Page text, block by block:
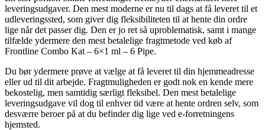
leveringsudgaver. Den mest moderne er nu til dags at få leveret til et
udleveringssted, som giver dig fleksibiliteten til at hente din ordre
lige når det passer dig. Den er jo ret så uproblematisk, samt i mange
tilfælde ydermere den mest betalelige fragtmetode ved køb af
Frontline Combo Kat – 6×1 ml – 6 Pipe.
Du bør ydermere prøve at vælge at få leveret til din hjemmeadresse
eller ud til dit arbejde. Fragtmuligheden er godt nok en kende mere
bekostelig, men samtidig særligt fleksibel. Den mest betalelige
leveringsudgave vil dog til enhver tid være at hente ordren selv, som
desværre beroer på at du befinder dig lige ved e-forretningens
hjemsted.